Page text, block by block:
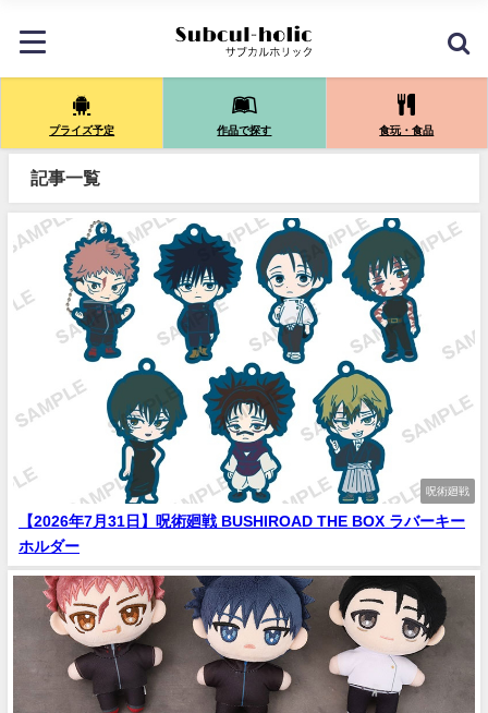
プライズ予定 作品で探す 食玩・食品
記事一覧
呪術廻戦
【2026年7月31日】呪術廻戦 BUSHIROAD THE BOX ラバーキー
ホルダー